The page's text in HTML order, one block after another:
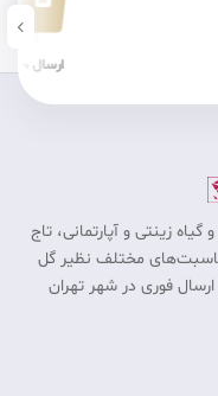
شرایط
زینتی و آپارتمانی، تاج
گل، دسته گل، باکس گل، سبد گل برای مناسبت‎‌های مختلف نظیر گل
فوری در شهر تهران